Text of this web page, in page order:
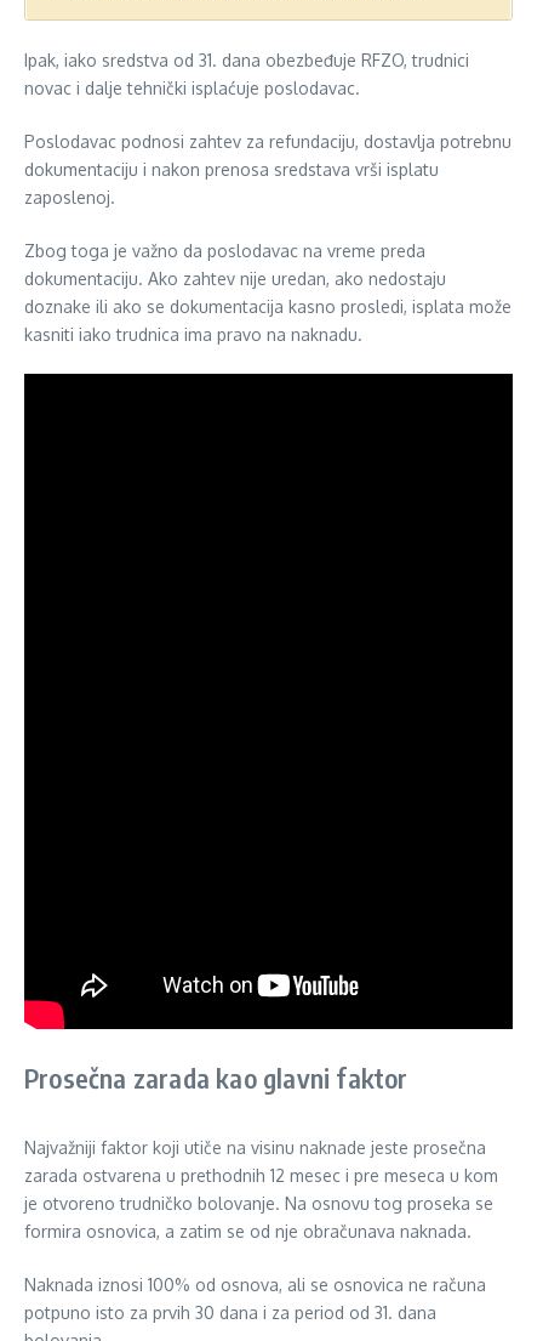
Ipak, iako sredstva od 31. dana obezbeđuje RFZO, trudnici
novac i dalje tehnički isplaćuje poslodavac.
Poslodavac podnosi zahtev za refundaciju, dostavlja potrebnu
dokumentaciju i nakon prenosa sredstava vrši isplatu
zaposlenoj.
Zbog toga je važno da poslodavac na vreme preda
dokumentaciju. Ako zahtev nije uredan, ako nedostaju
doznake ili ako se dokumentacija kasno prosledi, isplata može
kasniti iako trudnica ima pravo na naknadu.
Prosečna zarada kao glavni faktor
Najvažniji faktor koji utiče na visinu naknade jeste prosečna
zarada ostvarena u prethodnih 12 mesec i pre meseca u kom
je otvoreno trudničko bolovanje. Na osnovu tog proseka se
formira osnovica, a zatim se od nje obračunava naknada.
Naknada iznosi 100% od osnova, ali se osnovica ne računa
potpuno isto za prvih 30 dana i za period od 31. dana